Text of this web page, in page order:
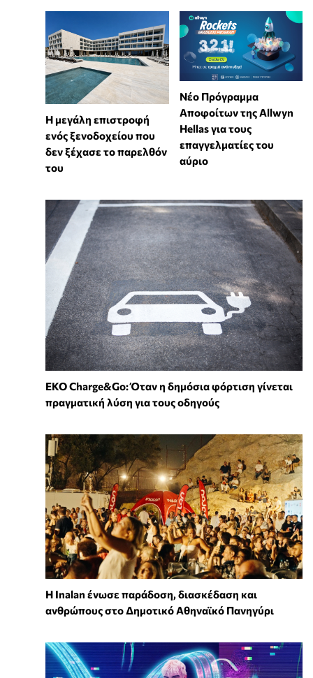
Η μεγάλη επιστροφή
ενός ξενοδοχείου που
δεν ξέχασε το παρελθόν
του
Νέο Πρόγραμμα
Αποφοίτων της Allwyn
Hellas για τους
επαγγελματίες του
αύριο
EKO Charge&Go: Όταν η δημόσια φόρτιση γίνεται
πραγματική λύση για τους οδηγούς
Η Inalan ένωσε παράδοση, διασκέδαση και
ανθρώπους στο Δημοτικό Αθηναϊκό Πανηγύρι